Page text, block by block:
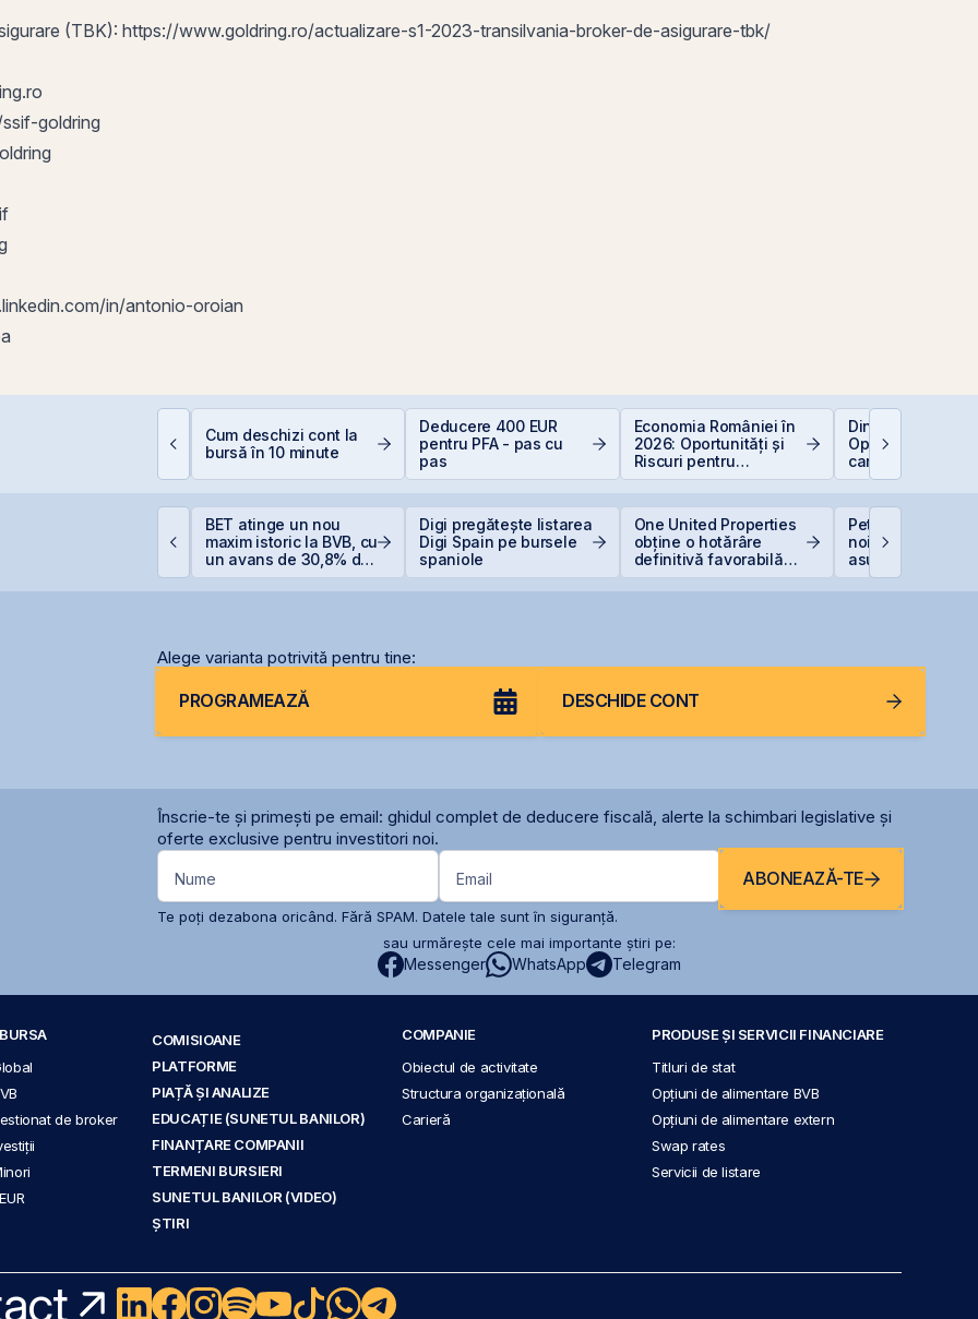
(TBK): https://www.goldring.ro/actualizare-s1-2023-transilvania-broker-de-asigurare-tbk/
goldring
in/antonio-oroian
Cum deschizi cont la
bursă în 10 minute
Deducere 400 EUR
pentru PFA - pas cu
pas
Economia României în
2026: Oportunități și
Riscuri pentru
Investitori
Dincolo de
Oportunitățile
care construiesc
viitorul AI
BET atinge un nou
maxim istoric la BVB, cu
un avans de 30,8% de
Digi pregătește listarea
Digi Spain pe bursele
spaniole
One United Properties
obține o hotărâre
definitivă favorabilă
Petrolul urcă
noile lovituri ale
asupra Iranului
Alege varianta potrivită pentru tine:
PROGRAMEAZĂ DESCHIDE CONT
Înscrie-te și primești pe email: ghidul complet de deducere fiscală, alerte la schimbari legislative și
oferte exclusive pentru investitori noi.
Nume Email ABONEAZĂ-TE
Te poți dezabona oricând. Fără SPAM. Datele tale sunt în siguranță.
sau urmărește cele mai importante știri pe:
Messenger WhatsApp Telegram
de broker
COMISIOANE
PLATFORME
PIAȚĂ ȘI ANALIZE
EDUCAȚIE (SUNETUL BANILOR)
FINANȚARE COMPANII
TERMENI BURSIERI
SUNETUL BANILOR (VIDEO)
ȘTIRI
COMPANIE
Obiectul de activitate
Structura organizațională
Carieră
PRODUSE ȘI SERVICII FINANCIARE
Titluri de stat
Opțiuni de alimentare BVB
Opțiuni de alimentare extern
Swap rates
Servicii de listare